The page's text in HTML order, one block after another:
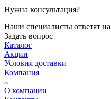
Нужна консультация?
Наши специалисты ответят
Задать вопрос
Каталог
Акции
Условия доставки
Компания
О компании